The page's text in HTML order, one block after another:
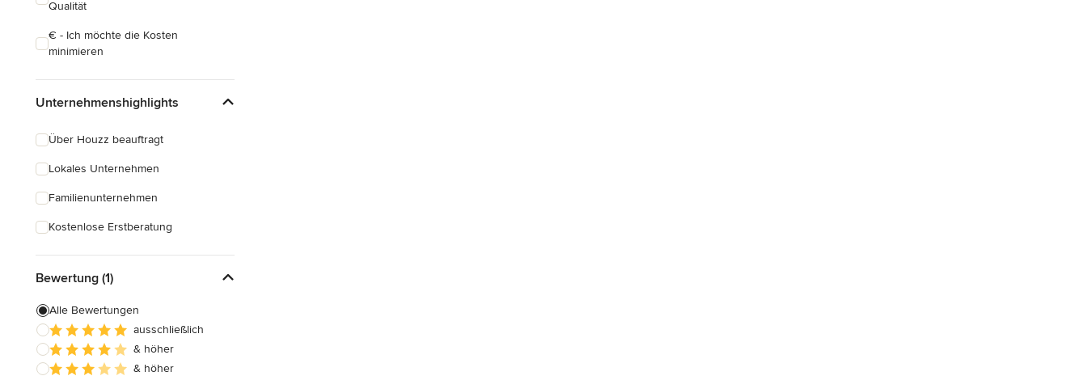
Qualität
€ - Ich möchte die Kosten
minimieren
Unternehmenshighlights
Über Houzz beauftragt
Lokales Unternehmen
Familienunternehmen
Kostenlose Erstberatung
Bewertung (1)
Alle Bewertungen
ausschließlich
& höher
& höher